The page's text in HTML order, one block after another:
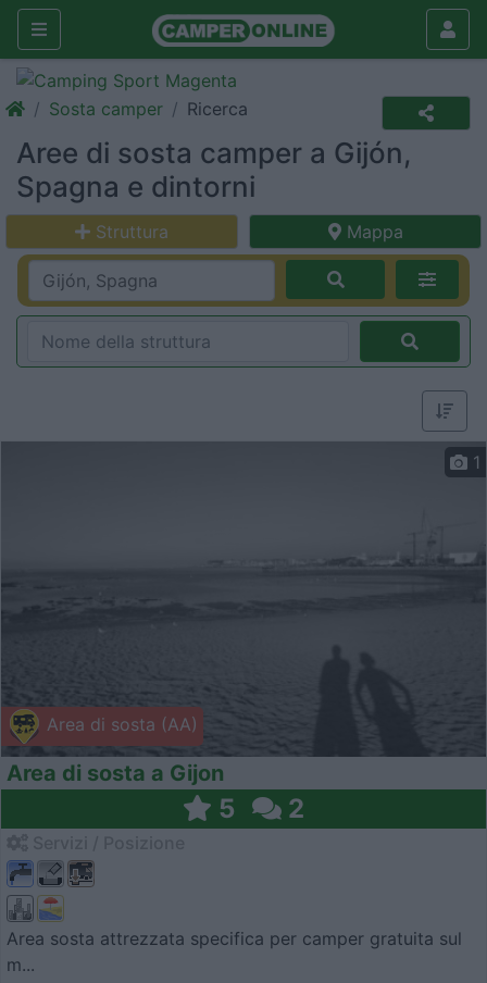
Sosta camper Ricerca
Aree di sosta camper a Gijón,
Spagna e dintorni
Struttura Mappa
Area di sosta (AA)
1
Area di sosta a Gijon
5 2
Area sosta attrezzata specifica per camper gratuita sul
m...